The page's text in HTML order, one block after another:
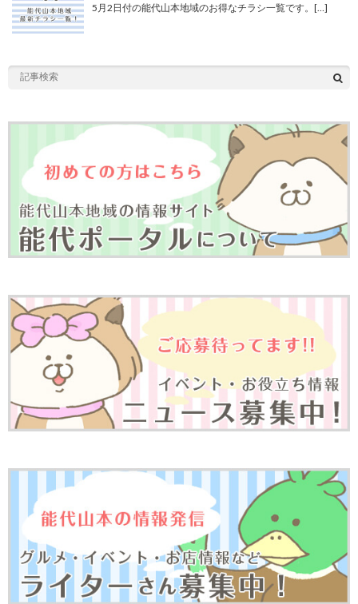
5月2日付の能代山本地域のお得なチラシ一覧です。[…]